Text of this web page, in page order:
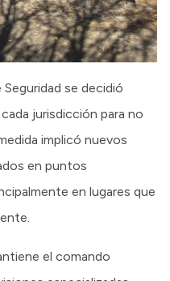
se decidió
jurisdicción para no
implicó nuevos
en puntos
en lugares que
el comando